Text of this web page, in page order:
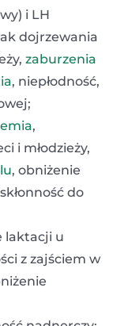
i LH
dojrzewania
zaburzenia
, niepłodność,
,
i młodzieży,
, obniżenie
do
laktacji u
z zajściem w